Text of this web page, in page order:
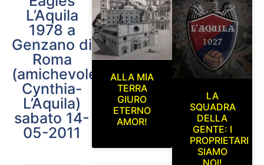
L’Aquila
1978 a
Genzano di
Roma
(amichevole
Cynthia-
L’Aquila)
sabato 14-
05-2011
ALLA MIA
TERRA
GIURO
ETERNO
AMOR!
LA
SQUADRA
DELLA
GENTE: I
PROPRIETARI
SIAMO